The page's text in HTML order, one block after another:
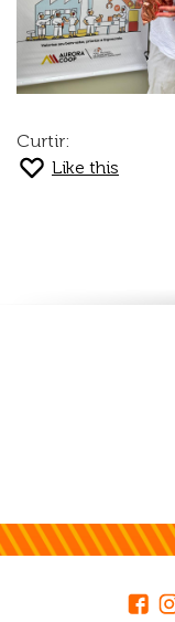
Curtir:
Like this